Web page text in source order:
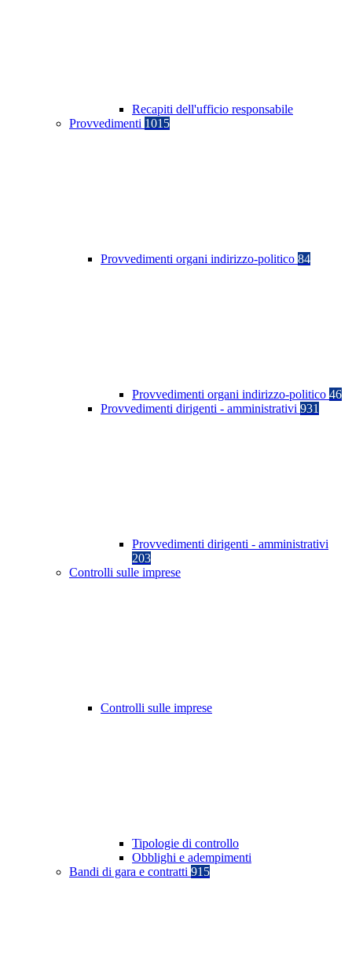
Recapiti dell'ufficio responsabile
Provvedimenti 1015
Provvedimenti organi indirizzo-politico 84
Provvedimenti organi indirizzo-politico 46
Provvedimenti dirigenti - amministrativi 931
Provvedimenti dirigenti - amministrativi
203
Controlli sulle imprese
Controlli sulle imprese
Tipologie di controllo
Obblighi e adempimenti
Bandi di gara e contratti 915